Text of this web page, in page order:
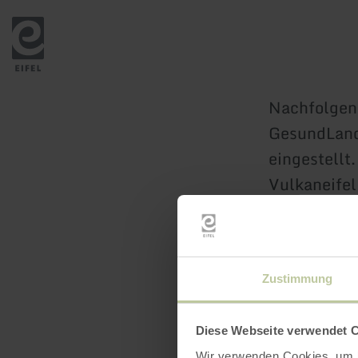
Zustimmung
Diese Webseite verwendet
Zurück
zur
Startseite